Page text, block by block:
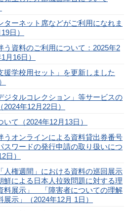
ターネット席などがご利用になれま
日）
う資料のご利用について：2025年2
月16日）
援学校用セット」を更新しました
ジタルコレクション」等サービスの
年12月22日）
て（2024年12月13日）
うオンラインによる資料貸出券番号
スワードの発行申請の取り扱いにつ
日）
人権週間」における資料の巡回展示
による日本人拉致問題に対する理
料展示」 「障害者についての理解
示」（2024年12月 1日）